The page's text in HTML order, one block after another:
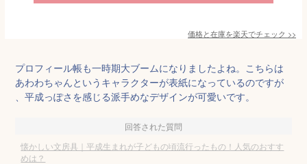
価格と在庫を楽天でチェック >>
プロフィール帳も一時期大ブームになりましたよね。こちらは
あわわちゃんというキャラクターが表紙になっているのですが
、平成っぽさを感じる派手めなデザインが可愛いです。
回答された質問
懐かしい文房具｜平成生まれが子どもの頃流行ったもの！人気のおすす
めは？